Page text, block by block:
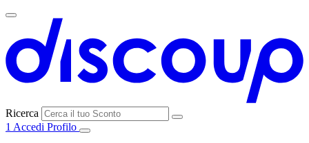
Ricerca
1 Accedi Profilo